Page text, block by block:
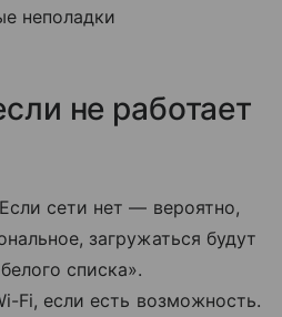
неполадки
не работает
сети нет — вероятно,
загружаться будут
списка».
Fi, если есть возможность.